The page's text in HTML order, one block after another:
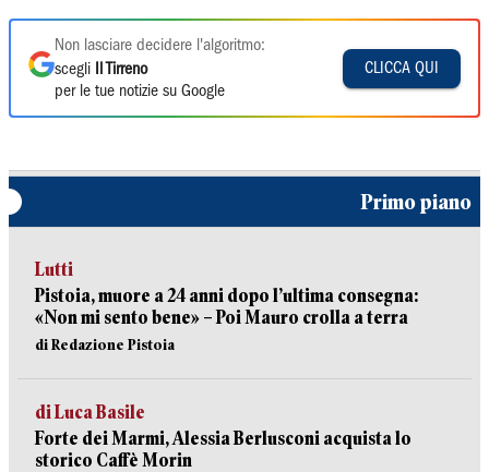
Non lasciare decidere l'algoritmo:
scegli
Il Tirreno
per le tue notizie su Google
CLICCA QUI
Primo piano
Lutti
Pistoia, muore a 24 anni dopo l’ultima consegna:
«Non mi sento bene» – Poi Mauro crolla a terra
di Redazione Pistoia
di Luca Basile
Forte dei Marmi, Alessia Berlusconi acquista lo
storico Caffè Morin